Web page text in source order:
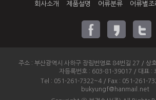
회사소개 제품설명 어류분류 어류별조
주소 : 부산광역시 사하구 장림번영로 84번길 27 / 상
자등록번호 : 603-81-39017 / 대표 :
Tel : 051-261-7322~4 / Fax : 051-261-
bukyungf@hanmail.net